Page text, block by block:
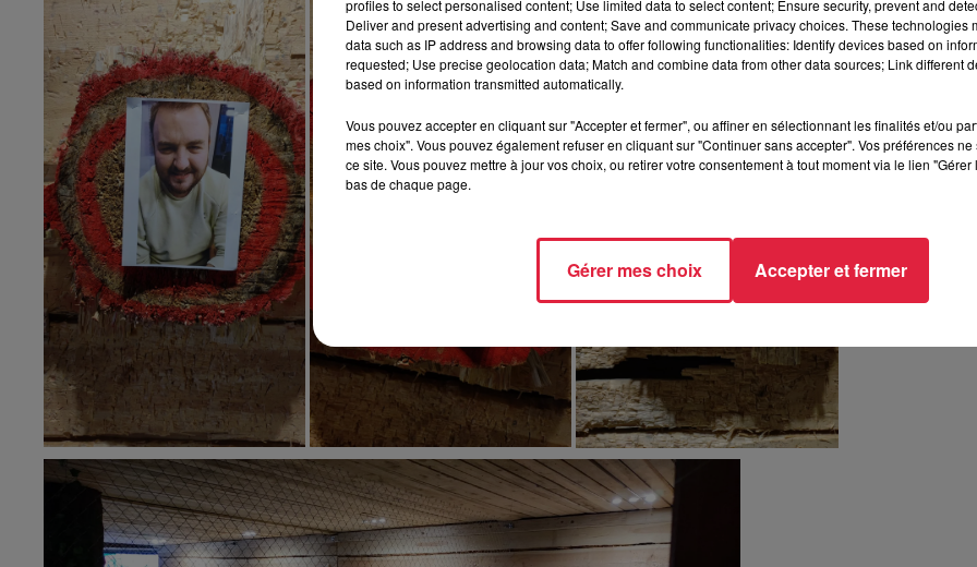
profiles to select personalised content; Use limited data to select content; Ensure security, prevent and
Deliver and present advertising and content; Save and communicate privacy choices. These technologies
data such as IP address and browsing data to offer following functionalities: Identify devices based on
requested; Use precise geolocation data; Match and combine data from other data sources; Link different
based on information transmitted automatically.
Vous pouvez accepter en cliquant sur "Accepter et fermer", ou affiner en sélectionnant les finalités et/ou
mes choix". Vous pouvez également refuser en cliquant sur "Continuer sans accepter". Vos préférences
ce site. Vous pouvez mettre à jour vos choix, ou retirer votre consentement à tout moment via le lien
bas de chaque page.
Gérer mes choix Accepter et fermer